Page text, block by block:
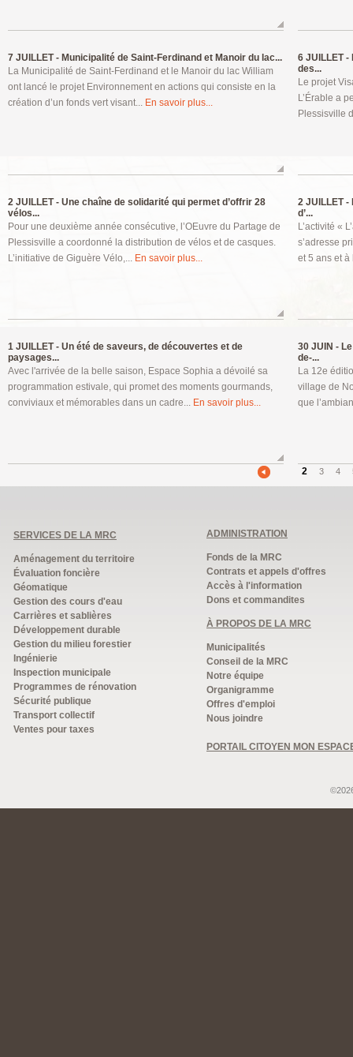
7 JUILLET - Municipalité de Saint-Ferdinand et Manoir du lac...
La Municipalité de Saint-Ferdinand et le Manoir du lac William
ont lancé le projet Environnement en actions qui consiste en la
création d’un fonds vert visant... En savoir plus...
6 JUILLET -
des...
Le projet
L’Érable a
Plessisville
2 JUILLET - Une chaîne de solidarité qui permet d’offrir 28
vélos...
Pour une deuxième année consécutive, l’OEuvre du Partage de
Plessisville a coordonné la distribution de vélos et de casques.
L’initiative de Giguère Vélo,... En savoir plus...
2 JUILLET -
d’...
L’activité «
s’adresse
et 5 ans et à
1 JUILLET - Un été de saveurs, de découvertes et de
paysages...
Avec l'arrivée de la belle saison, Espace Sophia a dévoilé sa
programmation estivale, qui promet des moments gourmands,
conviviaux et mémorables dans un cadre... En savoir plus...
30 JUIN -
de-...
La 12e
village de
que
2 3 4
SERVICES DE LA MRC
Aménagement du territoire
Évaluation foncière
Géomatique
Gestion des cours d'eau
Carrières et sablières
Développement durable
Gestion du milieu forestier
Ingénierie
Inspection municipale
Programmes de rénovation
Sécurité publique
Transport collectif
Ventes pour taxes
ADMINISTRATION
Fonds de la MRC
Contrats et appels d'offres
Accès à l'information
Dons et commandites
À PROPOS DE LA MRC
Municipalités
Conseil de la MRC
Notre équipe
Organigramme
Offres d'emploi
Nous joindre
PORTAIL CITOYEN MON